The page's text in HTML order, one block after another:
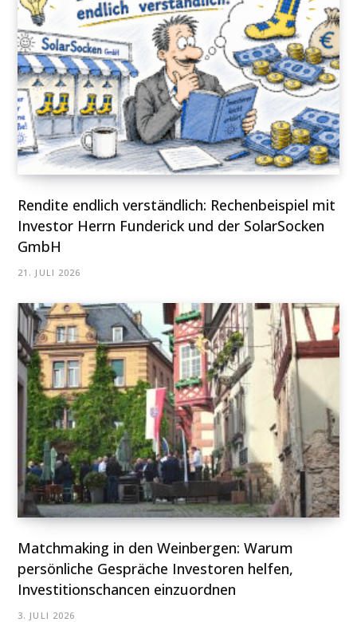
Rendite endlich verständlich: Rechenbeispiel mit
Investor Herrn Funderick und der SolarSocken
GmbH
21. JULI 2026
Matchmaking in den Weinbergen: Warum
persönliche Gespräche Investoren helfen,
Investitionschancen einzuordnen
3. JULI 2026